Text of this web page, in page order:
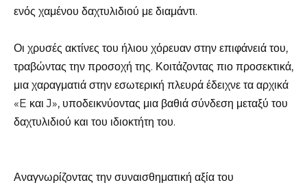
ενός χαμένου δαχτυλιδιού με διαμάντι.
Οι χρυσές ακτίνες του ήλιου χόρευαν στην επιφάνειά του,
τραβώντας την προσοχή της. Κοιτάζοντας πιο προσεκτικά,
μια χαραγματιά στην εσωτερική πλευρά έδειχνε τα αρχικά
«E και J», υποδεικνύοντας μια βαθιά σύνδεση μεταξύ του
δαχτυλιδιού και του ιδιοκτήτη του.
Αναγνωρίζοντας την συναισθηματική αξία του